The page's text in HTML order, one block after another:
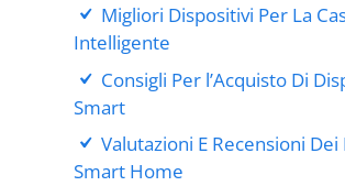
Migliori Dispositivi Per La
Intelligente
Consigli Per l’Acquisto Di
Smart
Valutazioni E Recensioni
Smart Home